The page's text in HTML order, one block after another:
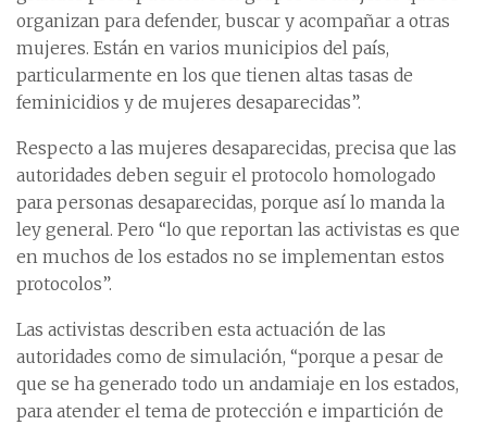
organizan para defender, buscar y acompañar a otras
mujeres. Están en varios municipios del país,
particularmente en los que tienen altas tasas de
feminicidios y de mujeres desaparecidas”.
Respecto a las mujeres desaparecidas, precisa que las
autoridades deben seguir el protocolo homologado
para personas desaparecidas, porque así lo manda la
ley general. Pero “lo que reportan las activistas es que
en muchos de los estados no se implementan estos
protocolos”.
Las activistas describen esta actuación de las
autoridades como de simulación, “porque a pesar de
que se ha generado todo un andamiaje en los estados,
para atender el tema de protección e impartición de